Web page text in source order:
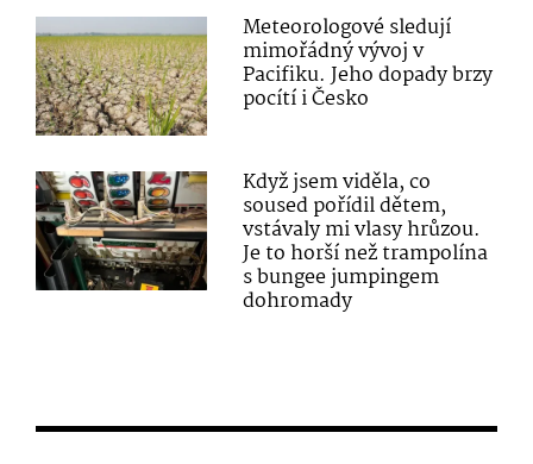
Meteorologové sledují
mimořádný vývoj v
Pacifiku. Jeho dopady brzy
pocítí i Česko
Když jsem viděla, co
soused pořídil dětem,
vstávaly mi vlasy hrůzou.
Je to horší než trampolína
s bungee jumpingem
dohromady